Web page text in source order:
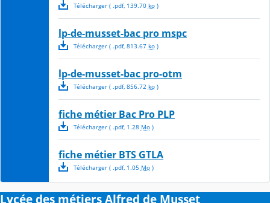
Télécharger( .pdf, 139.70 ko)
lp-de-musset-bac pro mspc
Télécharger( .pdf, 813.67 ko)
lp-de-musset-bac pro-otm
Télécharger( .pdf, 856.72 ko)
fiche métier Bac Pro PLP
Télécharger( .pdf, 1.28 Mo)
fiche métier BTS GTLA
Télécharger( .pdf, 1.05 Mo)
Lycée des métiers Alfred de Musset